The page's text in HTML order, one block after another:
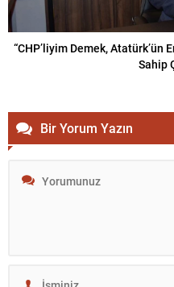
“CHP’liyim Demek,
Sahip
Bir Yorum Yazın